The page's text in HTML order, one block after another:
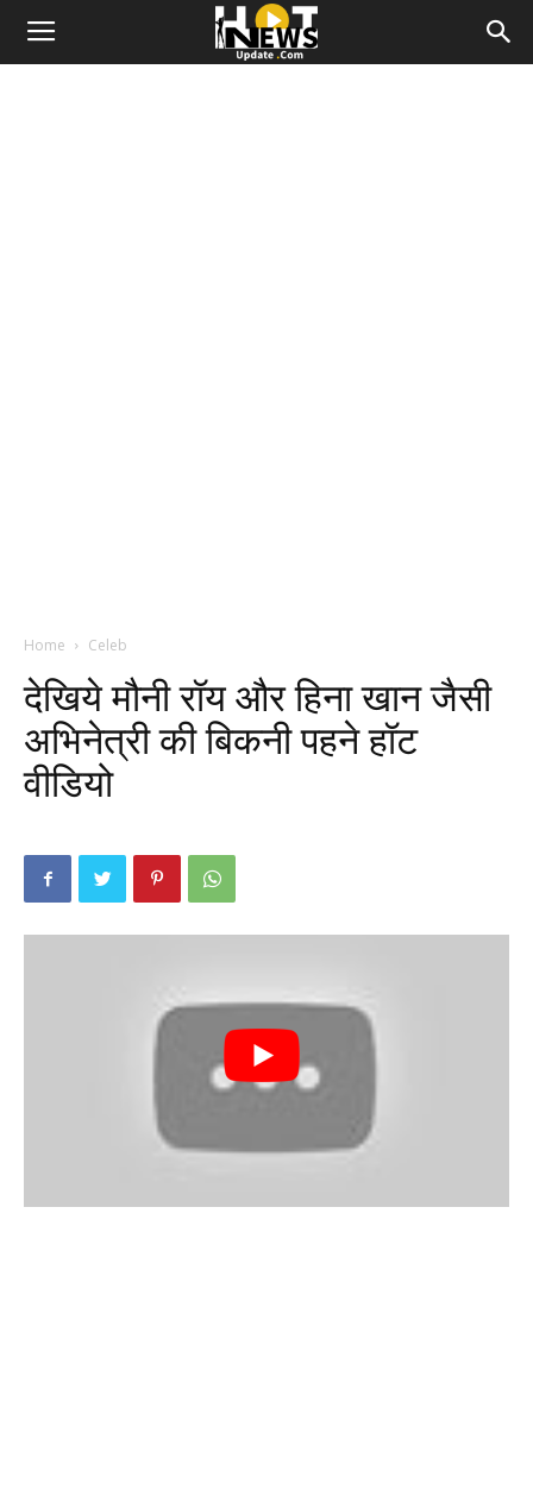
Home Celeb
देखिये मौनी रॉय और हिना खान जैसी
अभिनेत्री की बिकनी पहने हॉट
वीडियो